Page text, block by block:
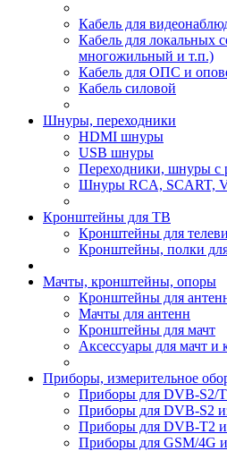
Кабель для
Кабель для локальных
многожильный и т.п.)
Кабель для ОПС и
Кабель силовой
Шнуры, переходники
HDMI шнуры
USB шнуры
Переходники, шнуры с
Шнуры RCA, SCART,
Кронштейны для ТВ
Кронштейны для
Кронштейны, полки
Мачты, кронштейны, опоры
Кронштейны для
Мачты для антенн
Кронштейны для мачт
Аксессуары для мачт и
Приборы, измерительное
Приборы для DVB-S2/
Приборы для DVB-S2
Приборы для DVB-T2
Приборы для GSM/4G